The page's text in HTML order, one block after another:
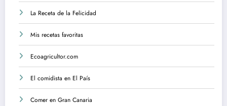
La Receta de la Felicidad
Mis recetas favoritas
Ecoagricultor.com
El comidista en El País
Comer en Gran Canaria